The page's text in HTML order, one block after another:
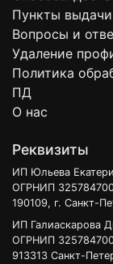
Пункты выдачи
Вопросы и
Удаление
Политика
ПД
О нас
Реквизиты
ИП Юльева
ОГРНИП
190109, г. Санкт-
ИП Галиаскарова
ОГРНИП
913313 Санкт-